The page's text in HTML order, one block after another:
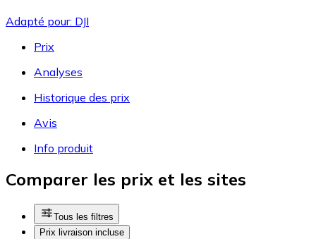
Adapté pour: DJI
Prix
Analyses
Historique des prix
Avis
Info produit
Comparer les prix et les sites
Tous les filtres
Prix livraison incluse